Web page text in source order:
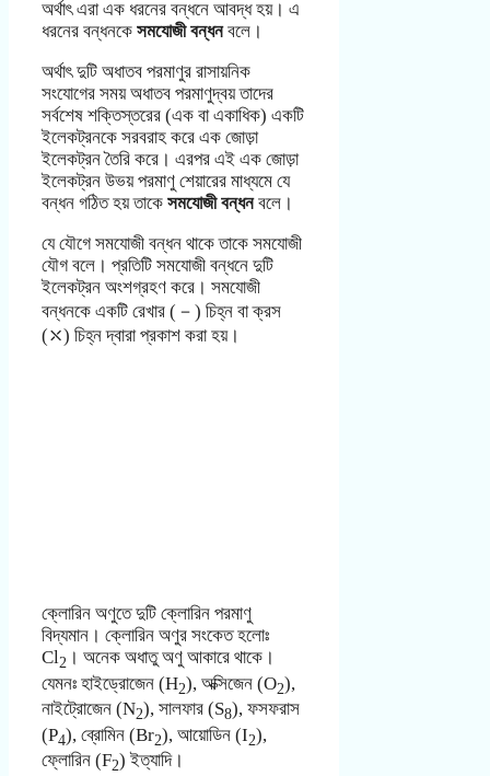
অর্থাৎ এরা এক ধরনের বন্ধনে আবদ্ধ হয়। এ
ধরনের বন্ধনকে সমযোজী বন্ধনবলে।
অর্থাৎ দুটি অধাতব পরমাণুর রাসায়নিক
সংযোগের সময় অধাতব পরমাণুদ্বয় তাদের
সর্বশেষ শক্তিস্তরের (এক বা একাধিক) একটি
ইলেকট্রনকে সরবরাহ করে এক জোড়া
ইলেকট্রন তৈরি করে। এরপর এই এক জোড়া
ইলেকট্রন উভয় পরমাণু শেয়ারের মাধ্যমে যে
বন্ধন গঠিত হয় তাকে সমযোজী বন্ধনবলে।
যে যৌগে সমযোজী বন্ধন থাকে তাকে সমযোজী
যৌগ বলে। প্রতিটি সমযোজী বন্ধনে দুটি
ইলেকট্রন অংশগ্রহণ করে। সমযোজী
বন্ধনকে একটি রেখার (－) চিহ্ন বা ক্রস
(⤬) চিহ্ন দ্বারা প্রকাশ করা হয়।
ক্লোরিন অণুতে দুটি ক্লোরিন পরমাণু
বিদ্যমান। ক্লোরিন অণুর সংকেত হলোঃ
Cl2 । অনেক অধাতু অণু আকারে থাকে।
যেমনঃ হাইড্রোজেন (H2), অক্সিজেন (O2),
নাইট্রোজেন (N2), সালফার (S8), ফসফরাস
(P4), ব্রোমিন (Br2), আয়োডিন (I2),
ফ্লোরিন (F2) ইত্যাদি।